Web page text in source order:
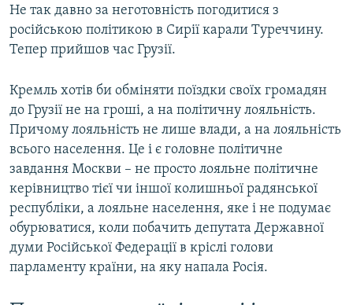
Не так давно за неготовність погодитися з
російською політикою в Сирії карали Туреччину.
Тепер прийшов час Грузії.
Кремль хотів би обміняти поїздки своїх громадян
до Грузії не на гроші, а на політичну лояльність.
Причому лояльність не лише влади, а на лояльність
всього населення. Це і є головне політичне
завдання Москви – не просто лояльне політичне
керівництво тієї чи іншої колишньої радянської
республіки, а лояльне населення, яке і не подумає
обурюватися, коли побачить депутата Державної
думи Російської Федерації в кріслі голови
парламенту країни, на яку напала Росія.